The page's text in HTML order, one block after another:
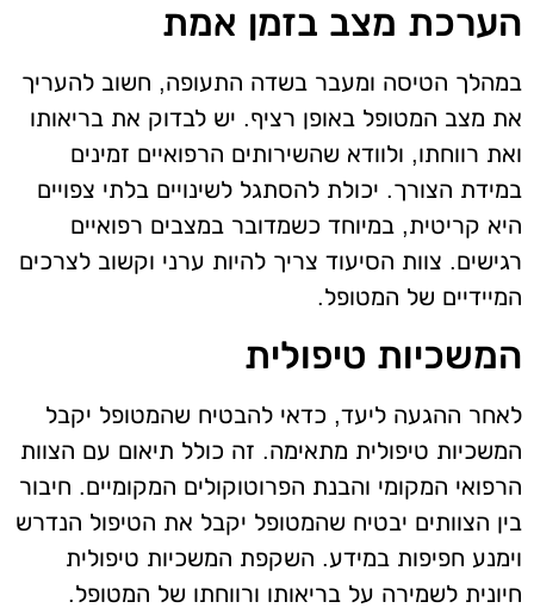
הערכת מצב בזמן אמת
במהלך הטיסה ומעבר בשדה התעופה, חשוב להעריך
את מצב המטופל באופן רציף. יש לבדוק את בריאותו
ואת רווחתו, ולוודא שהשירותים הרפואיים זמינים
במידת הצורך. יכולת להסתגל לשינויים בלתי צפויים
היא קריטית, במיוחד כשמדובר במצבים רפואיים
רגישים. צוות הסיעוד צריך להיות ערני וקשוב לצרכים
המיידיים של המטופל.
המשכיות טיפולית
לאחר ההגעה ליעד, כדאי להבטיח שהמטופל יקבל
המשכיות טיפולית מתאימה. זה כולל תיאום עם הצוות
הרפואי המקומי והבנת הפרוטוקולים המקומיים. חיבור
בין הצוותים יבטיח שהמטופל יקבל את הטיפול הנדרש
וימנע חפיפות במידע. השקפת המשכיות טיפולית
חיונית לשמירה על בריאותו ורווחתו של המטופל.